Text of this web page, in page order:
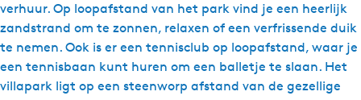
verhuur. Op loopafstand van het park vind je een heerlijk
zandstrand om te zonnen, relaxen of een verfrissende duik
te nemen. Ook is er een tennisclub op loopafstand, waar je
een tennisbaan kunt huren om een balletje te slaan. Het
villapark ligt op een steenworp afstand van de gezellige